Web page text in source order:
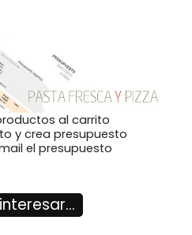
al carrito
y crea presupuesto
el presupuesto